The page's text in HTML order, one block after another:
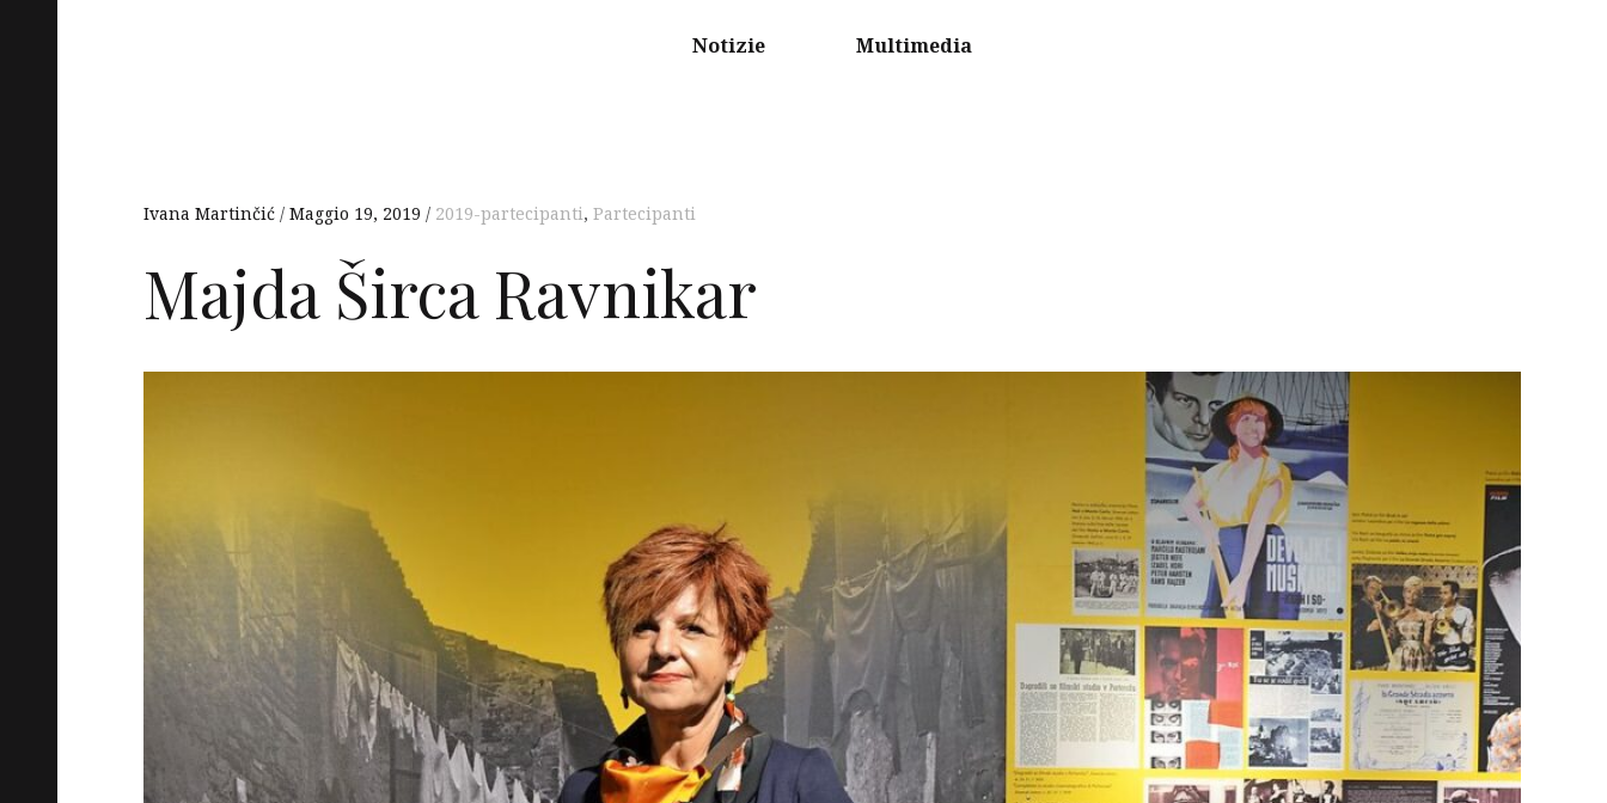
Notizie Multimedia
Ivana Martinčić Maggio 19, 2019 2019-partecipanti, Partecipanti
Majda Širca Ravnikar